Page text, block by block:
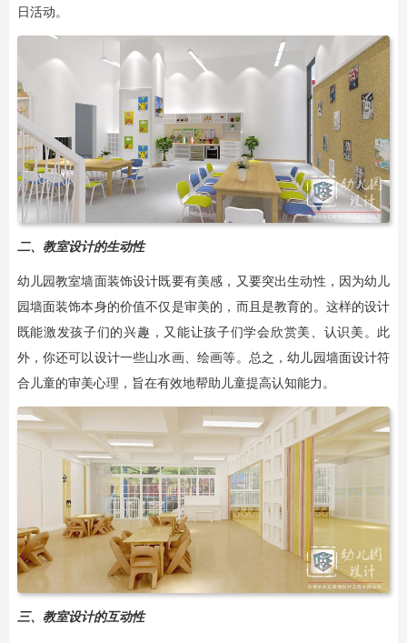
日活动。
二、教室设计的生动性
幼儿园教室墙面装饰设计既要有美感，又要突出生动性，因为幼儿
园墙面装饰本身的价值不仅是审美的，而且是教育的。这样的设计
既能激发孩子们的兴趣，又能让孩子们学会欣赏美、认识美。此
外，你还可以设计一些山水画、绘画等。总之，幼儿园墙面设计符
合儿童的审美心理，旨在有效地帮助儿童提高认知能力。
三、教室设计的互动性